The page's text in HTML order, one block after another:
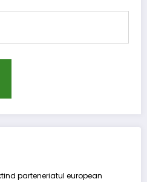
parteneriatul european